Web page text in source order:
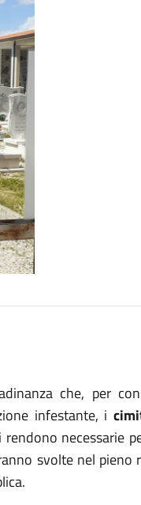
che, per
infestante, i
necessarie
svolte nel